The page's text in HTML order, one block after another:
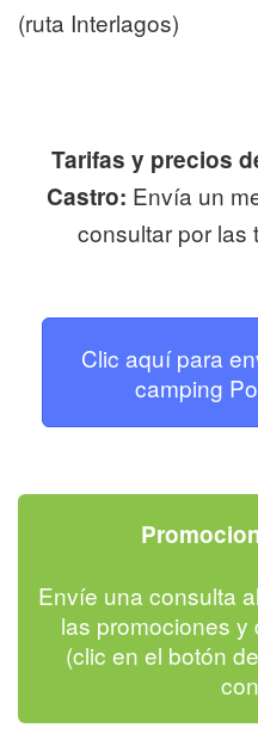
(ruta Interlagos)
Tarifas y precios
Castro: Envía un
consultar por las
Clic aquí para
camping
Envíe una consulta
las promociones
(clic en el botón